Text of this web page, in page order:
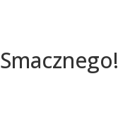
Smacznego!